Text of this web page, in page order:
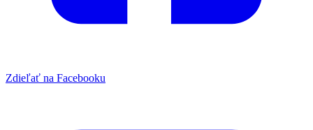
Zdieľať na Facebooku